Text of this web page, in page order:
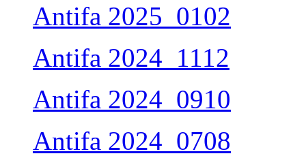
Antifa 2025_0102
Antifa 2024_1112
Antifa 2024_0910
Antifa 2024_0708